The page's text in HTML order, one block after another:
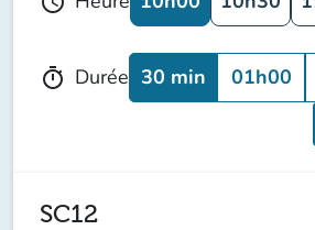
timer Durée 30 min 01h00
SC12